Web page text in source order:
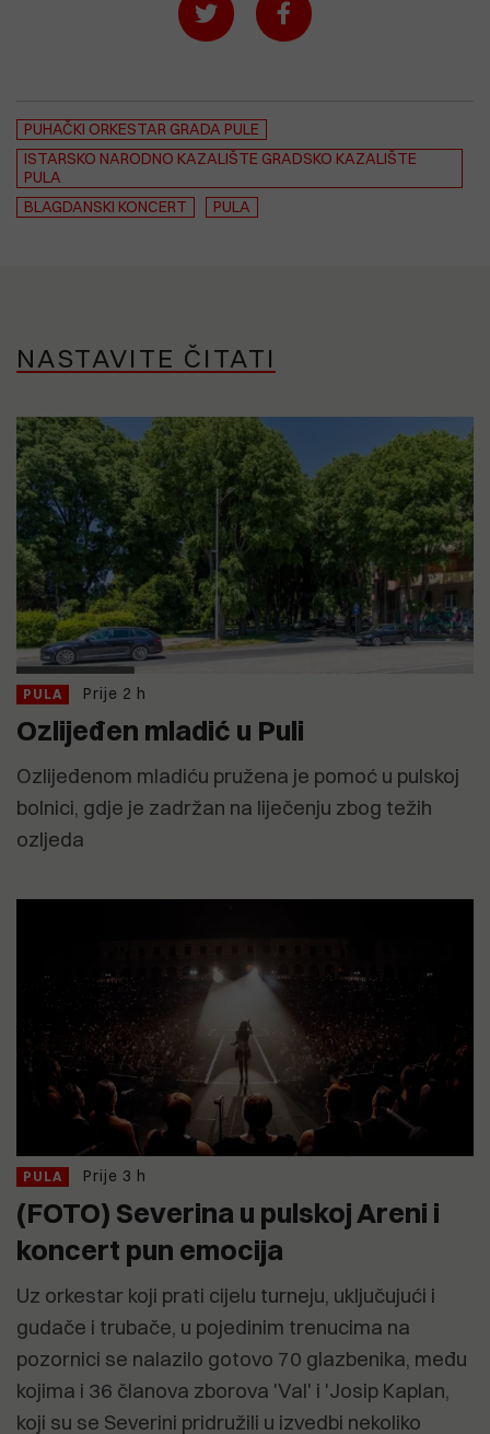
PUHAČKI ORKESTAR GRADA PULE
ISTARSKO NARODNO KAZALIŠTE GRADSKO KAZALIŠTE
PULA
BLAGDANSKI KONCERT
PULA
NASTAVITE ČITATI
PULA Prije 2 h
Ozlijeđen mladić u Puli
Ozlijeđenom mladiću pružena je pomoć u pulskoj
bolnici, gdje je zadržan na liječenju zbog težih
ozljeda
PULA Prije 3 h
(FOTO) Severina u pulskoj Areni i
koncert pun emocija
Uz orkestar koji prati cijelu turneju, uključujući i
gudače i trubače, u pojedinim trenucima na
pozornici se nalazilo gotovo 70 glazbenika, među
kojima i 36 članova zborova 'Val' i 'Josip Kaplan,
koji su se Severini pridružili u izvedbi nekoliko